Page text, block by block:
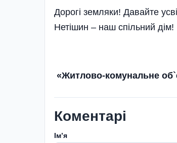
Дорогі земляки! Давайте
Нетішин – наш спільний дім!
«Житлово-комунальне
Коментарі
Імʼя